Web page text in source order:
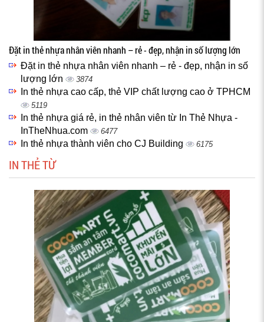
Đặt in thẻ nhựa nhân viên nhanh – rẻ - đẹp, nhận in số lượng lớn
Đặt in thẻ nhựa nhân viên nhanh – rẻ - đẹp, nhận in số
lượng lớn
3874
In thẻ nhựa cao cấp, thẻ VIP chất lượng cao ở TPHCM
5119
In thẻ nhựa giá rẻ, in thẻ nhân viên từ In Thẻ Nhựa -
InTheNhua.com
6477
In thẻ nhựa thành viên cho CJ Building 6175
IN THẺ TỪ